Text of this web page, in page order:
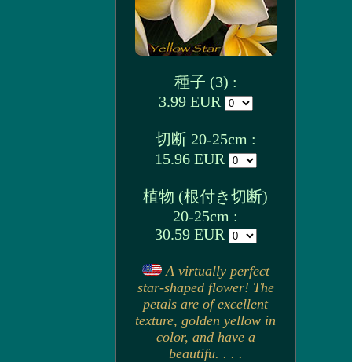
種子 (3) :
3.99 EUR
切断 20-25cm :
15.96 EUR
植物 (根付き切断)
20-25cm :
30.59 EUR
A virtually perfect
star-shaped flower! The
petals are of excellent
texture, golden yellow in
color, and have a
beautifu. . . .